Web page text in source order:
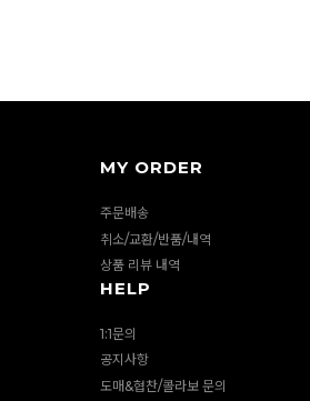
MY ORDER
주문배송
취소/교환/반품/내역
상품 리뷰 내역
HELP
1:1문의
공지사항
도매&협찬/콜라보 문의